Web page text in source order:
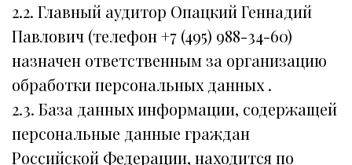
2.2. Главный аудитор Опацкий Геннадий
Павлович (телефон +7 (495) 988-34-60)
назначен ответственным за организацию
обработки персональных данных .
2.3. База данных информации, содержащей
персональные данные граждан
Российской Федерации, находится по